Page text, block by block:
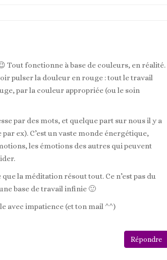
Tout fonctionne à base de couleurs, en réalité.
pulser la douleur en rouge : tout le travail
par la couleur appropriée (ou le soin
par des mots, et quelque part sur nous il y a
ex). C’est un vaste monde énergétique,
les émotions des autres qui peuvent
que la méditation résout tout. Ce n’est pas du
base de travail infinie 🙂
avec impatience (et ton mail ^^)
Répondre